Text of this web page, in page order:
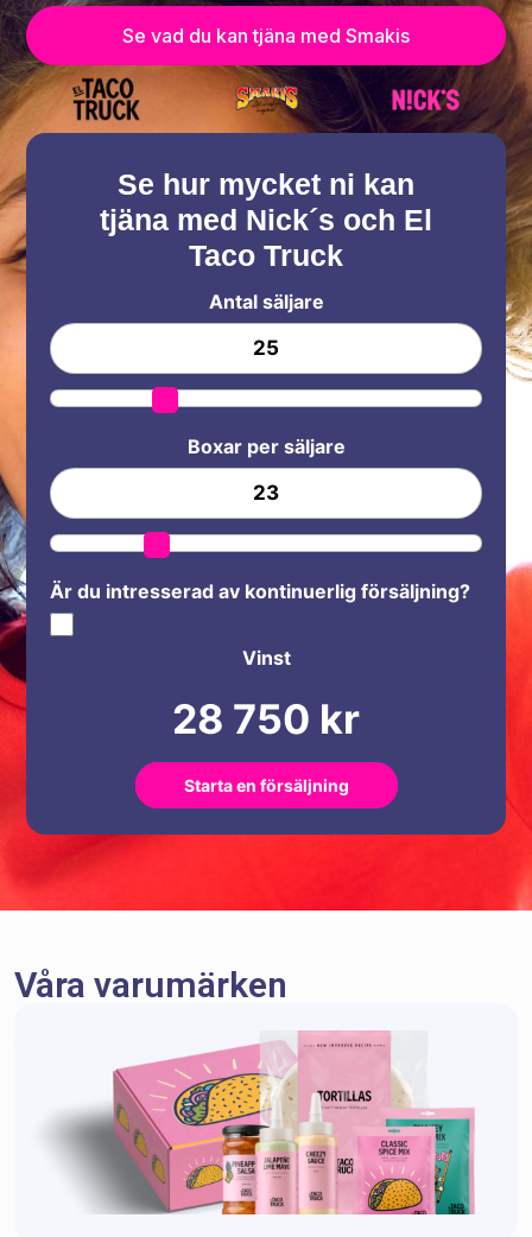
Se vad du kan tjäna med Smakis
Se hur mycket ni kan
tjäna med Nick´s och El
Taco Truck
Antal säljare
Boxar per säljare
Är du intresserad av kontinuerlig försäljning?
Vinst
Starta en försäljning
Våra varumärken